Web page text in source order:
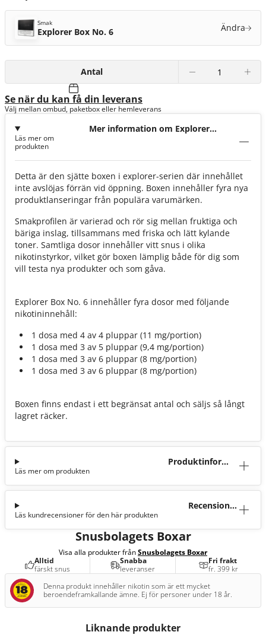
Smak
Explorer Box No. 6 Ändra
Antal
Se när du kan få din leverans
Välj mellan ombud, paketbox eller hemleverans
Mer information om Explorer
Läs mer om
produkten
Detta är den sjätte boxen i explorer-serien där innehållet
inte avslöjas förrän vid öppning. Boxen innehåller fyra nya
produktlanseringar från populära varumärken.
Smakprofilen är varierad och rör sig mellan fruktiga och
bäriga inslag, tillsammans med friska och lätt kylande
toner. Samtliga dosor innehåller vitt snus i olika
nikotinstyrkor, vilket gör boxen lämplig både för dig som
vill testa nya produkter och som gåva.
Explorer Box No. 6 innehåller fyra dosor med följande
nikotininnehåll:
1 dosa med 4 av 4 pluppar (11 mg/portion)
1 dosa med 3 av 5 pluppar (9,4 mg/portion)
1 dosa med 3 av 6 pluppar (8 mg/portion)
1 dosa med 3 av 6 pluppar (8 mg/portion)
Boxen finns endast i ett begränsat antal och säljs så långt
lagret räcker.
Produktinforma
Läs mer om produkten
Recensioner
Läs kundrecensioner för den här produkten
Snusbolagets Boxar
Visa alla produkter frånSnusbolagets Boxar
Alltid
färskt snus
Snabba
leveranser
Fri frakt
fr. 399 kr
Denna produkt innehåller nikotin som är ett mycket
beroendeframkallande ämne. Ej för personer under 18 år.
Liknande produkter